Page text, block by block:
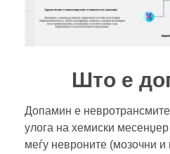
Што е
Допамин е
улога на хемиски
меѓу невроните (мозочни и